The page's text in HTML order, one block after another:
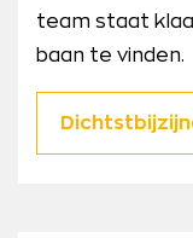
team staat
baan te vinden.